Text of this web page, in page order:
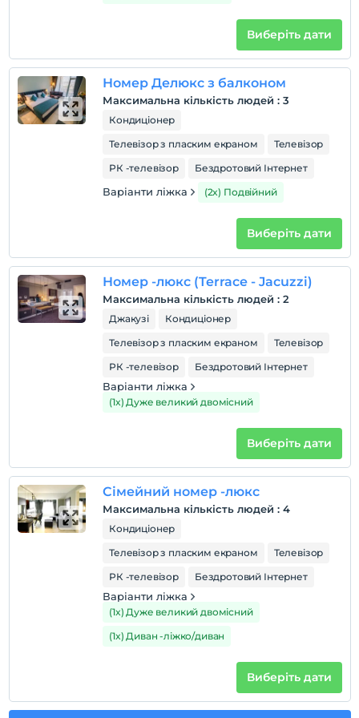
перевірь
En erken saat 14:00 ve sonrası
Перевірити
Останній 12:00 і раніше
домашня тварина
Домашні тварини заборонені
Плата за дітей віком до 2 не стягується
1 дітей віком до 5 за номер не стягується
Виберіть дати
Номер Делюкс з балконом
Максимальна кількість людей : 3
Кондиціонер
Телевізор з пласким екраном
Телевізор
РК -телевізор
Бездротовий Інтернет
Варіанти ліжка (2x) Подвійний
Виберіть дати
Номер -люкс (Terrace - Jacuzzi)
Максимальна кількість людей : 2
Джакузі
Кондиціонер
Телевізор з пласким екраном
Телевізор
РК -телевізор
Бездротовий Інтернет
Варіанти ліжка
(1x) Дуже великий двомісний
Виберіть дати
Сімейний номер -люкс
Максимальна кількість людей : 4
Кондиціонер
Телевізор з пласким екраном
Телевізор
РК -телевізор
Бездротовий Інтернет
Варіанти ліжка
(1x) Дуже великий двомісний
(1x) Диван -ліжко/диван
Виберіть дати